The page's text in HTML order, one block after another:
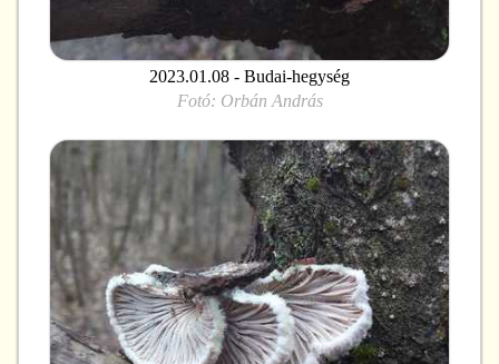
2023.01.08 - Budai-hegység
Fotó: Orbán András